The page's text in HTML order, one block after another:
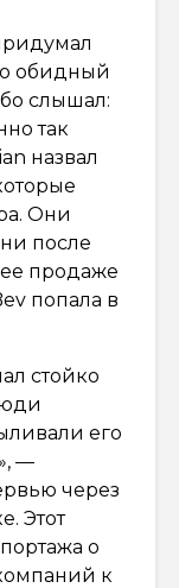
обидный
слышал:
так
назвал
Они
после
ее продаже
попала в
стойко
его
—
через
Этот
о
к